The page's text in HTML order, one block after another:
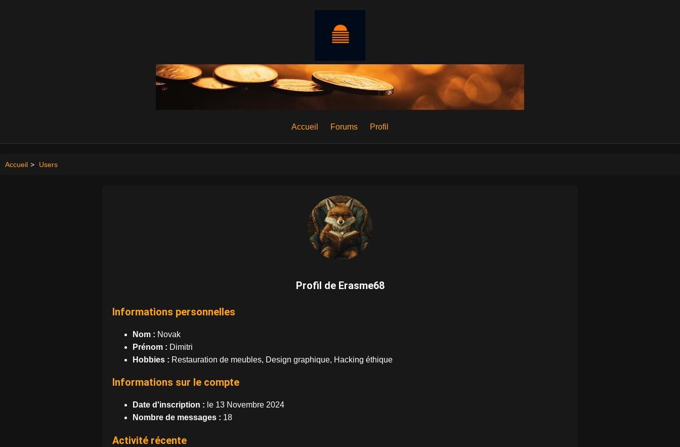
Accueil Forums Profil
Accueil > Users
Profil de Erasme68
Informations personnelles
Nom : Novak
Prénom : Dimitri
Hobbies : Restauration de meubles, Design graphique, Hacking éthique
Informations sur le compte
Date d'inscription : le 13 Novembre 2024
Nombre de messages : 18
Activité récente